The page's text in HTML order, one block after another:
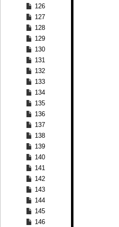
126
127
128
129
130
131
132
133
134
135
136
137
138
139
140
141
142
143
144
145
146